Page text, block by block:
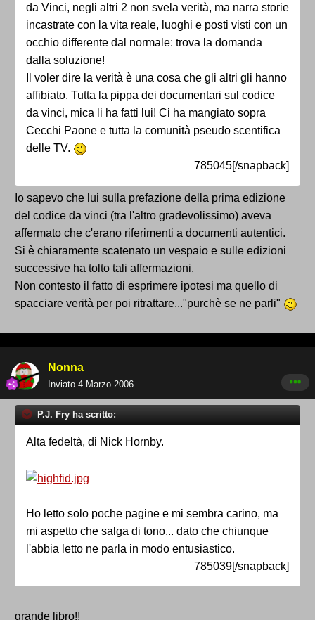
da Vinci, negli altri 2 non svela verità, ma narra storie
incastrate con la vita reale, luoghi e posti visti con un
occhio differente dal normale: trova la domanda
dalla soluzione!
Il voler dire la verità è una cosa che gli altri gli hanno
affibiato. Tutta la pippa dei documentari sul codice
da vinci, mica li ha fatti lui! Ci ha mangiato sopra
Cecchi Paone e tutta la comunità pseudo scentifica
delle TV.
785045[/snapback]
Io sapevo che lui sulla prefazione della prima edizione
del codice da vinci (tra l'altro gradevolissimo) aveva
affermato che c'erano riferimenti a documenti autentici.
Si è chiaramente scatenato un vespaio e sulle edizioni
successive ha tolto tali affermazioni.
Non contesto il fatto di esprimere ipotesi ma quello di
spacciare verità per poi ritrattare..."purchè se ne parli"
Nonna
Inviato 4 Marzo 2006
P.J. Fry ha scritto:
Alta fedeltà, di Nick Hornby.
Ho letto solo poche pagine e mi sembra carino, ma
mi aspetto che salga di tono... dato che chiunque
l'abbia letto ne parla in modo entusiastico.
785039[/snapback]
grande libro!!